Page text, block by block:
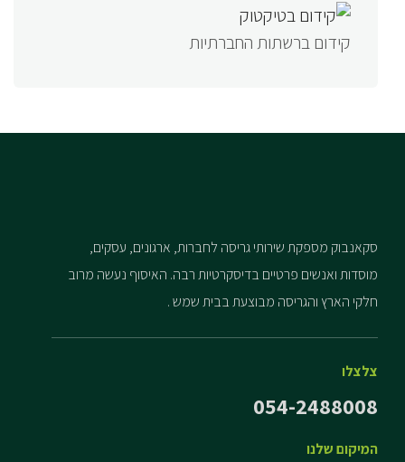
קידום ברשתות החברתיות
סקאנבוק מספקת שירותי גריסה לחברות, ארגונים, עסקים,
מוסדות ואנשים פרטיים בדיסקרטיות רבה. האיסוף נעשה מרוב
חלקי הארץ והגריסה מבוצעת בבית שמש .
צלצלו
054-2488008
המיקום שלנו